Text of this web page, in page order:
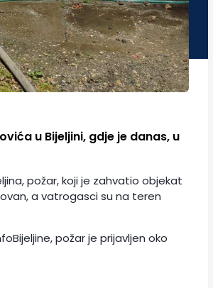
u Bijeljini, gdje je danas, u
požar, koji je zahvatio objekat
a vatrogasci su na teren
požar je prijavljen oko